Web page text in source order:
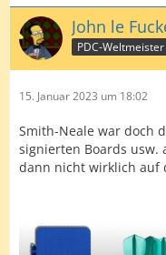
John le
PDC-Weltmeister
15. Januar 2023 um 18:02
Smith-Neale war doch
signierten Boards usw.
dann nicht wirklich auf